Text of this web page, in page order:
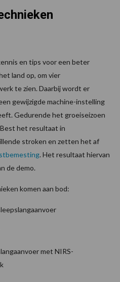
en tips voor een beter
land op, om vier
te zien. Daarbij wordt er
gewijzigde machine-instelling
Gedurende het groeiseizoen
het resultaat in
stroken en zetten het af
. Het resultaat hiervan
de demo.
komen aan bod:
met NIRS-